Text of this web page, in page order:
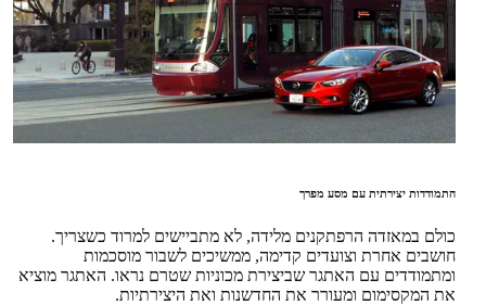
התמודדות יצירתית עם מסע מפרך
כולם במאזדה הרפתקנים מלידה, לא מתביישים למרוד כשצריך.
חושבים אחרת וצועדים קדימה, ממשיכים לשבור מוסכמות
ומתמודדים עם האתגר שביצירת מכוניות שטרם נראו. האתגר מוציא
את המקסימום ומעורר את החדשנות ואת היצירתיות.